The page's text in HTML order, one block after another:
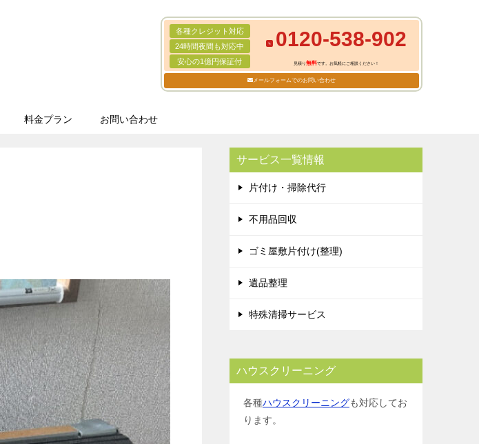
各種クレジット対応
24時間夜間も対応中
安心の1億円保証付
0120-538-902
見積り無料です。お気軽にご相談ください！
メールフォームでのお問い合わせ
料金プラン お問い合わせ
サービス一覧情報
片付け・掃除代行
不用品回収
ゴミ屋敷片付け(整理)
遺品整理
特殊清掃サービス
ハウスクリーニング
各種ハウスクリーニングも対応してお
ります。